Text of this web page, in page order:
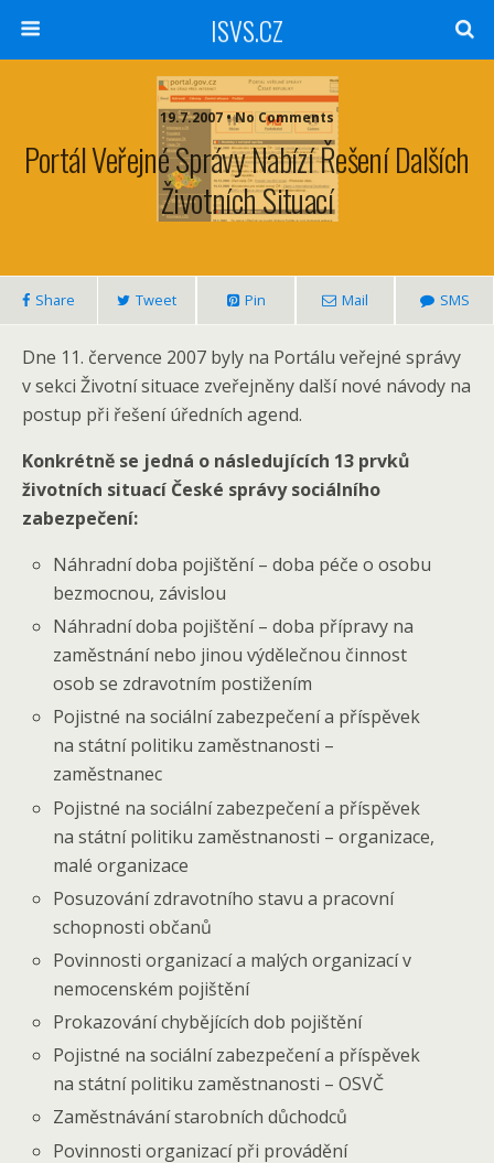
ISVS.CZ
19.7.2007 • No Comments
Portál Veřejné Správy Nabízí Řešení Dalších
Životních Situací
Share Tweet Pin Mail SMS
Dne 11. července 2007 byly na Portálu veřejné správy
v sekci Životní situace zveřejněny další nové návody na
postup při řešení úředních agend.
Konkrétně se jedná o následujících 13 prvků
životních situací České správy sociálního
zabezpečení:
Náhradní doba pojištění – doba péče o osobu
bezmocnou, závislou
Náhradní doba pojištění – doba přípravy na
zaměstnání nebo jinou výdělečnou činnost
osob se zdravotním postižením
Pojistné na sociální zabezpečení a příspěvek
na státní politiku zaměstnanosti –
zaměstnanec
Pojistné na sociální zabezpečení a příspěvek
na státní politiku zaměstnanosti – organizace,
malé organizace
Posuzování zdravotního stavu a pracovní
schopnosti občanů
Povinnosti organizací a malých organizací v
nemocenském pojištění
Prokazování chybějících dob pojištění
Pojistné na sociální zabezpečení a příspěvek
na státní politiku zaměstnanosti – OSVČ
Zaměstnávání starobních důchodců
Povinnosti organizací při provádění